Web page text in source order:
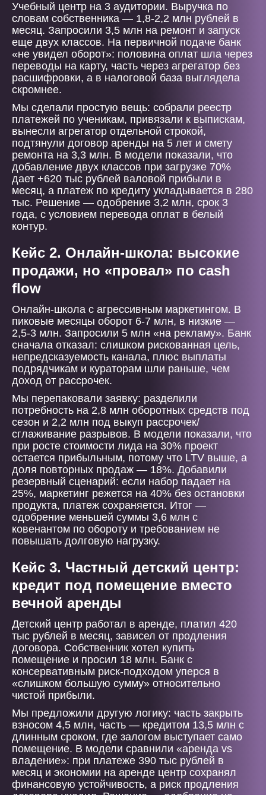
Учебный центр на 3 аудитории. Выручка по
словам собственника — 1,8-2,2 млн рублей в
месяц. Запросили 3,5 млн на ремонт и запуск
еще двух классов. На первичной подаче банк
«не увидел оборот»: половина оплат шла через
переводы на карту, часть через агрегатор без
расшифровки, а в налоговой база выглядела
скромнее.
Мы сделали простую вещь: собрали реестр
платежей по ученикам, привязали к выпискам,
вынесли агрегатор отдельной строкой,
подтянули договор аренды на 5 лет и смету
ремонта на 3,3 млн. В модели показали, что
добавление двух классов при загрузке 70%
дает +620 тыс рублей валовой прибыли в
месяц, а платеж по кредиту укладывается в 280
тыс. Решение — одобрение 3,2 млн, срок 3
года, с условием перевода оплат в белый
контур.
Кейс 2. Онлайн-школа: высокие
продажи, но «провал» по cash
flow
Онлайн-школа с агрессивным маркетингом. В
пиковые месяцы оборот 6-7 млн, в низкие —
2,5-3 млн. Запросили 5 млн «на рекламу». Банк
сначала отказал: слишком рискованная цель,
непредсказуемость канала, плюс выплаты
подрядчикам и кураторам шли раньше, чем
доход от рассрочек.
Мы перепаковали заявку: разделили
потребность на 2,8 млн оборотных средств под
сезон и 2,2 млн под выкуп рассрочек/
сглаживание разрывов. В модели показали, что
при росте стоимости лида на 30% проект
остается прибыльным, потому что LTV выше, а
доля повторных продаж — 18%. Добавили
резервный сценарий: если набор падает на
25%, маркетинг режется на 40% без остановки
продукта, платеж сохраняется. Итог —
одобрение меньшей суммы 3,6 млн с
ковенантом по обороту и требованием не
повышать долговую нагрузку.
Кейс 3. Частный детский центр:
кредит под помещение вместо
вечной аренды
Детский центр работал в аренде, платил 420
тыс рублей в месяц, зависел от продления
договора. Собственник хотел купить
помещение и просил 18 млн. Банк с
консервативным риск-подходом уперся в
«слишком большую сумму» относительно
чистой прибыли.
Мы предложили другую логику: часть закрыть
взносом 4,5 млн, часть — кредитом 13,5 млн с
длинным сроком, где залогом выступает само
помещение. В модели сравнили «аренда vs
владение»: при платеже 390 тыс рублей в
месяц и экономии на аренде центр сохранял
финансовую устойчивость, а риск продления